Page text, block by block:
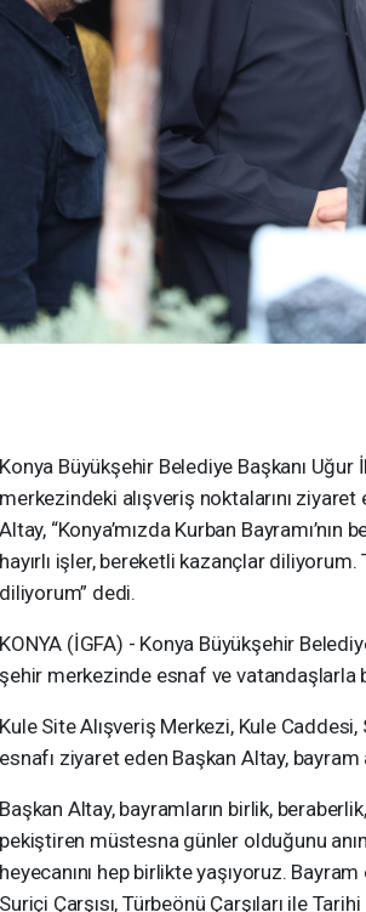
Konya Büyükşehir Belediye Başkanı
merkezindeki alışveriş noktalarını
Altay, “Konya’mızda Kurban
hayırlı işler, bereketli kazançlar
diliyorum” dedi.
KONYA (İGFA) - Konya Büyükşehir
şehir merkezinde esnaf ve vatandaşlarla
Kule Site Alışveriş Merkezi, Kule Caddesi,
esnafı ziyaret eden Başkan Altay,
Başkan Altay, bayramların birlik,
pekiştiren müstesna günler olduğunu
heyecanını hep birlikte yaşıyoruz.
Suriçi Çarşısı, Türbeönü Çarşıları ile